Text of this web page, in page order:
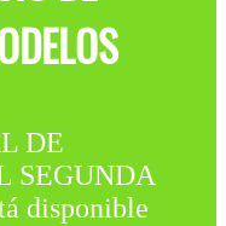
DE
SEGUNDA
disponible